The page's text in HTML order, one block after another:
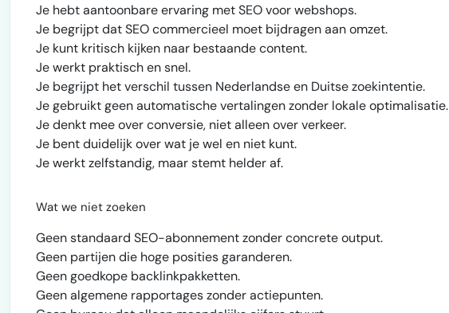
Je hebt aantoonbare ervaring met SEO voor webshops.
Je begrijpt dat SEO commercieel moet bijdragen aan omzet.
Je kunt kritisch kijken naar bestaande content.
Je werkt praktisch en snel.
Je begrijpt het verschil tussen Nederlandse en Duitse zoekintentie.
Je gebruikt geen automatische vertalingen zonder lokale optimalisatie.
Je denkt mee over conversie, niet alleen over verkeer.
Je bent duidelijk over wat je wel en niet kunt.
Je werkt zelfstandig, maar stemt helder af.
Wat we niet zoeken
Geen standaard SEO-abonnement zonder concrete output.
Geen partijen die hoge posities garanderen.
Geen goedkope backlinkpakketten.
Geen algemene rapportages zonder actiepunten.